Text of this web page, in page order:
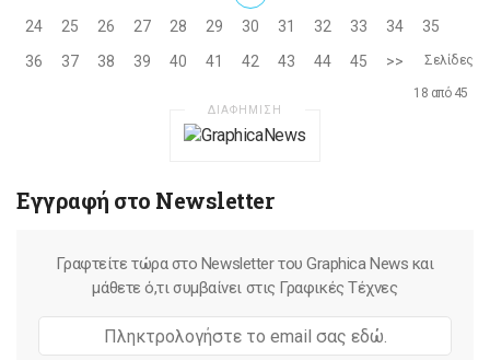
24
25 26 27 28 29 30 31 32 33 34
35
36
37 38 39 40 41 42 43 44 45 >> Σελίδες
18 από 45
ΔΙΑΦΗΜΙΣΗ
Εγγραφή στο Newsletter
Γραφτείτε τώρα στο Newsletter του Graphica News και
μάθετε ό,τι συμβαίνει στις Γραφικές Τέχνες